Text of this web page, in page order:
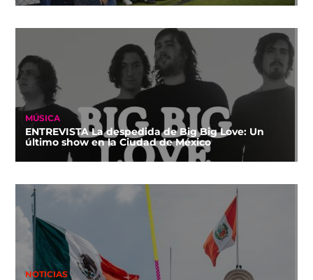
MÚSICA
ENTREVISTA La despedida de Big Big Love: Un
último show en la Ciudad de México
NOTICIAS